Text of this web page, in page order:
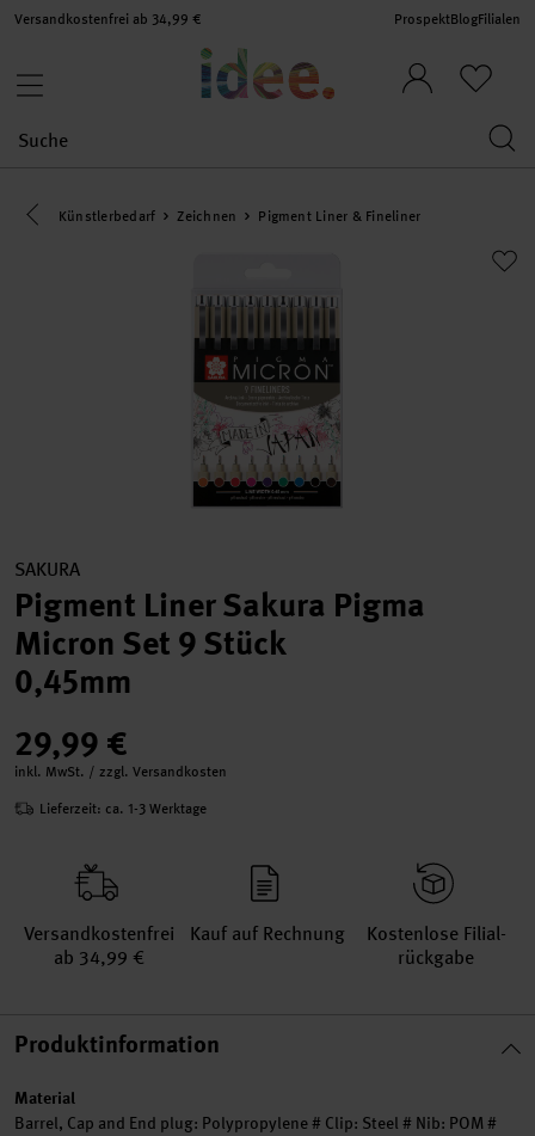
Versandkostenfrei ab 34,99 € ProspektBlogFilialen
Eine Kategorie zurück navigieren
Künstlerbedarf Zeichnen Pigment Liner & Fineliner
SAKURA
Pigment Liner Sakura Pigma
Micron Set 9 Stück
0,45mm
29,99 €
inkl. MwSt. / zzgl. Versandkosten
Lieferzeit: ca. 1-3 Werktage
Versand­kosten­frei
ab 34,99 €
Kauf auf Rechnung
Kosten­lose Filial­
rückgabe
Produktinformation
Material
Barrel, Cap and End plug: Polypropylene # Clip: Steel # Nib: POM #